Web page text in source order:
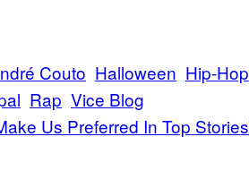
Couto Halloween Hip-Hop
Rap Vice Blog
Us Preferred In Top Stories